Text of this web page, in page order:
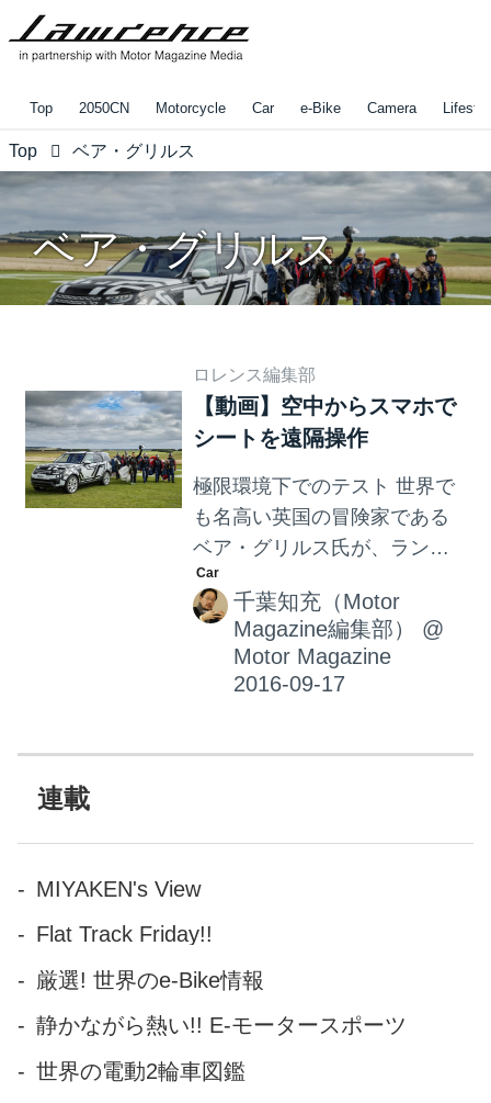
Top 2050CN Motorcycle Car e-Bike Camera
Top ベア・グリルス
ベア・グリルス
ロレンス編集部
【動画】空中からスマホで
シートを遠隔操作
極限環境下でのテスト 世界で
も名高い英国の冒険家である
ベア・グリルス氏が、ランド
ローバーの開発した世界初の
シートフォールドシステムを
体験した。 新型ディスカバリ
ーに採用されたこの「インテ
からでも、たとえ空中からで
することが可能なのである。
200km/h）！ そこでグリルス
氏は、落下速度125マイル（約
中にスマートフォンでこのシ
ートシステムを遠隔操作し、
千葉知充（Motor
Magazine編集部）
@
Motor Magazine
連載
MIYAKEN's View
Flat Track Friday!!
厳選! 世界のe-Bike情報
静かながら熱い!! E-モータースポーツ
世界の電動2輪車図鑑